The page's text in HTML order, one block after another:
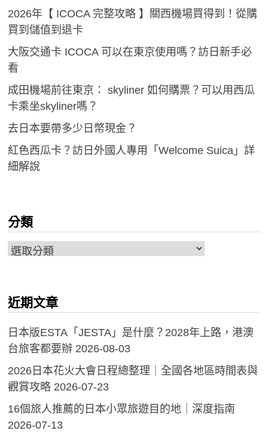
2026年【 ICOCA 完整攻略 】關西機場買得到！從購
買到儲值到退卡
大阪交通卡 ICOCA 可以在東京使用嗎？訪日新手必
看
成田機場前往東京： skyliner 如何購票？可以用西瓜
卡乘坐skyliner嗎？
去日本要帶多少日幣現金？
紅色西瓜卡？訪日外國人專用「Welcome Suica」詳
細解說
分類
分
近期文章
日本版ESTA「JESTA」是什麼？2028年上路，港澳
台旅客都要辦 2026-08-03
2026日本花火大會日程總整理｜全國各地區時間表與
觀賞攻略 2026-07-23
16個旅人推薦的日本小眾旅遊目的地｜深度指南
2026-07-13